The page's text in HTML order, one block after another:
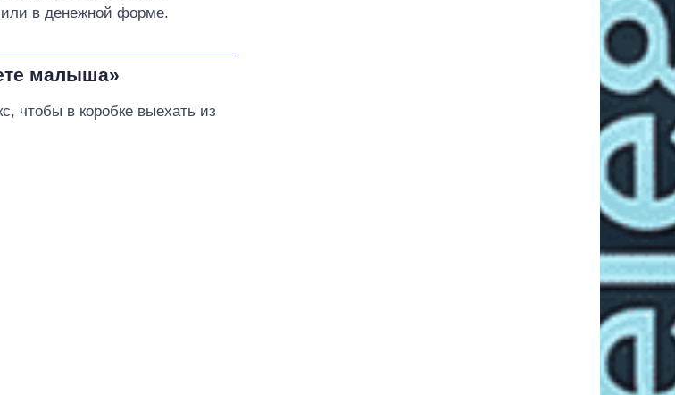
в денежной форме.
малыша»
чтобы в коробке выехать из